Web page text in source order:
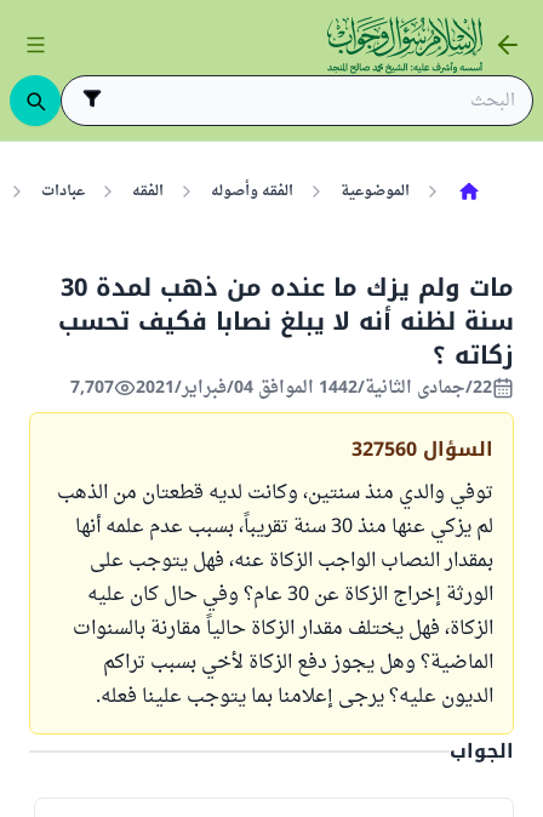
الموضوعية الفقه وأصوله الفقه عبادات
مات ولم يزك ما عنده من ذهب لمدة 30
سنة لظنه أنه لا يبلغ نصابا فكيف تحسب
زكاته ؟
22/جمادى الثانية/1442 الموافق 04/فبراير/2021 7,707
السؤال 327560
توفي والدي منذ سنتين، وكانت لديه قطعتان من الذهب
لم يزكي عنها منذ 30 سنة تقريباً، بسبب عدم علمه أنها
بمقدار النصاب الواجب الزكاة عنه، فهل يتوجب على
الورثة إخراج الزكاة عن 30 عام؟ وفي حال كان عليه
الزكاة، فهل يختلف مقدار الزكاة حالياً مقارنة بالسنوات
الماضية؟ وهل يجوز دفع الزكاة لأخي بسبب تراكم
الديون عليه؟ يرجى إعلامنا بما يتوجب علينا فعله.
الجواب